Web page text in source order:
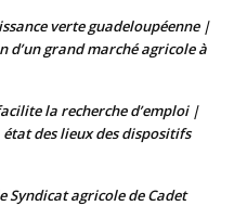
verte guadeloupéenne |
d’un grand marché agricole à
la recherche d’emploi |
état des lieux des dispositifs
Syndicat agricole de Cadet